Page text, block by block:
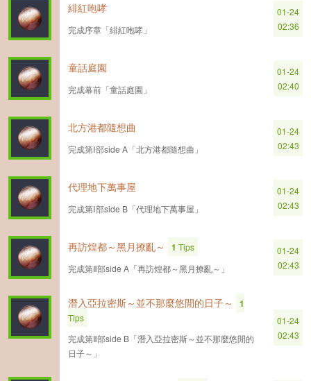
緋紅咆哮
完成序章「緋紅咆哮」
01-24
02:36
童話庭園
完成幕前「童話庭園」
01-24
02:40
北方港都隨想曲
完成第Ⅰ部side A「北方港都隨想曲」
01-24
02:43
代理地下萬事屋
完成第Ⅰ部side B「代理地下萬事屋」
01-24
02:43
再訪煌都～黑月撩亂～ 1 Tips
完成第Ⅱ部side A「再訪煌都～黑月撩亂～」
01-24
02:43
潛入亞拉密斯～並不那麼悠閒的日子～ 1
Tips
完成第Ⅱ部side B「潛入亞拉密斯～並不那麼悠閒的
日子～」
01-24
02:43